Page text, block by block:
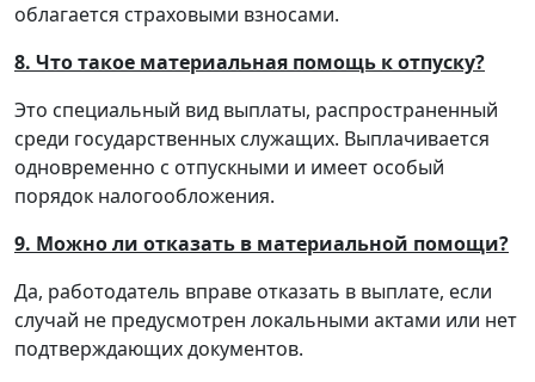
облагается страховыми взносами.
8. Что такое материальная помощь к отпуску?
Это специальный вид выплаты, распространенный
среди государственных служащих. Выплачивается
одновременно с отпускными и имеет особый
порядок налогообложения.
9. Можно ли отказать в материальной помощи?
Да, работодатель вправе отказать в выплате, если
случай не предусмотрен локальными актами или нет
подтверждающих документов.